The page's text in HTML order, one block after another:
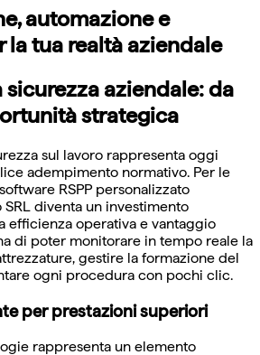
automazione e
la tua realtà aziendale
sicurezza aziendale: da
strategica
sul lavoro rappresenta oggi
adempimento normativo. Per le
RSPP personalizzato
diventa un investimento
efficienza operativa e vantaggio
di poter monitorare in tempo reale la
gestire la formazione del
ogni procedura con pochi clic.
per prestazioni superiori
rappresenta un elemento